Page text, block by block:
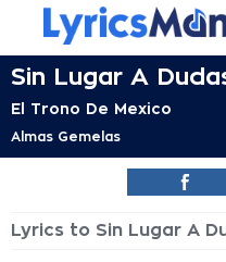
Sin Lugar A
El Trono De Mexico
Almas Gemelas
Lyrics to Sin Lugar A